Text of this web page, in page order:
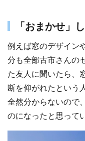
「おまかせ」
例えば窓のデザイン
分も全部古市さんの
た友人に聞いたら、
断を仰がれたという
全然分からないので
のになったと思って